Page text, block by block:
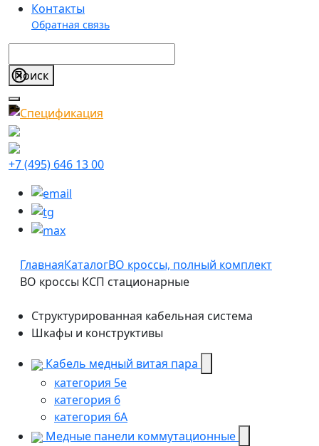
Контакты
Обратная связь
+7 (495) 646 13 00
ГлавнаяКаталогВО кроссы, полный комплект
ВО кроссы КСП стационарные
Структурированная кабельная система
Шкафы и конструктивы
Кабель медный витая пара
категория 5e
категория 6
категория 6А
Медные панели коммутационные